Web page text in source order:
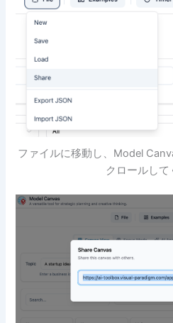
ファイルに移動し、Model
クロールして